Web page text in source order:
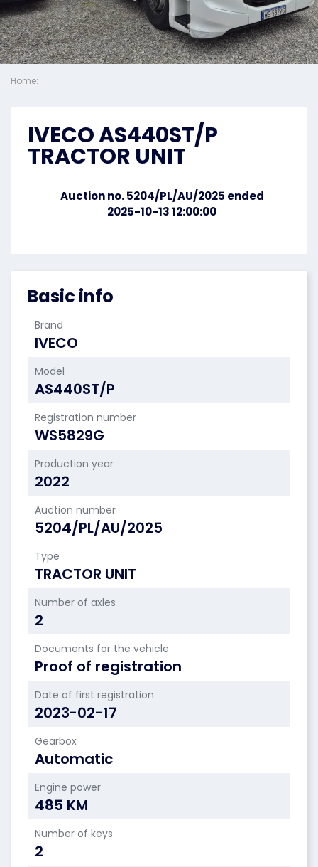
Home:
Basic info
Brand
IVECO
Model
AS440ST/P
Registration number
WS5829G
Production year
2022
Auction number
5204/PL/AU/2025
Type
TRACTOR UNIT
Number of axles
2
Documents for the vehicle
Proof of registration
Date of first registration
2023-02-17
Gearbox
Automatic
Engine power
485 KM
Number of keys
2
IVECO AS440ST/P
TRACTOR UNIT
Auction no. 5204/PL/AU/2025 ended
2025-10-13 12:00:00